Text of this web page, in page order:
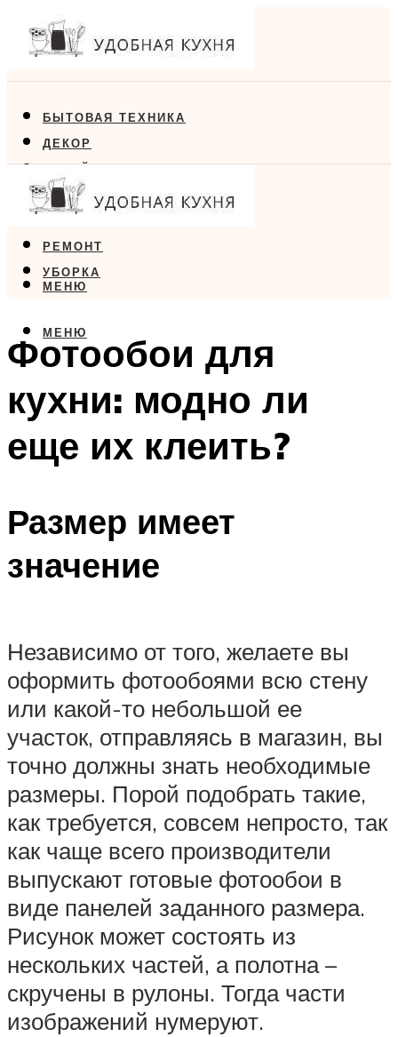
БЫТОВАЯ ТЕХНИКА
ДЕКОР
ДИЗАЙН
ЕДА
РЕМОНТ
УБОРКА
МЕНЮ
МЕНЮ
Фотообои для
кухни: модно ли
еще их клеить?
Размер имеет
значение
Независимо от того, желаете вы
оформить фотообоями всю стену
или какой-то небольшой ее
участок, отправляясь в магазин, вы
точно должны знать необходимые
размеры. Порой подобрать такие,
как требуется, совсем непросто, так
как чаще всего производители
выпускают готовые фотообои в
виде панелей заданного размера.
Рисунок может состоять из
нескольких частей, а полотна –
скручены в рулоны. Тогда части
изображений нумеруют.